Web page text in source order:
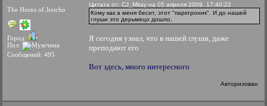
The Horns of Jericho
Город:
Пол:
Сообщений: 495
Цитата от: CJ_Mitay на 05 апреля 2009, 17:40:22
Кому как а меня бесит, этот "парктроник". И до нашей
глуши это дерьмецо дошло.
Я сегодня узнал, что в нашей глуши, даже
преподают его
Вот здесь, много интересного
Авторизован